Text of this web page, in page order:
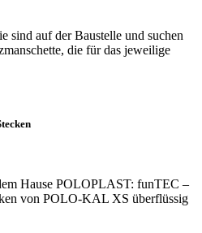
sind auf der Baustelle und suchen
die für das jeweilige
Hause POLOPLAST: funTEC –
von POLO-KAL XS überflüssig